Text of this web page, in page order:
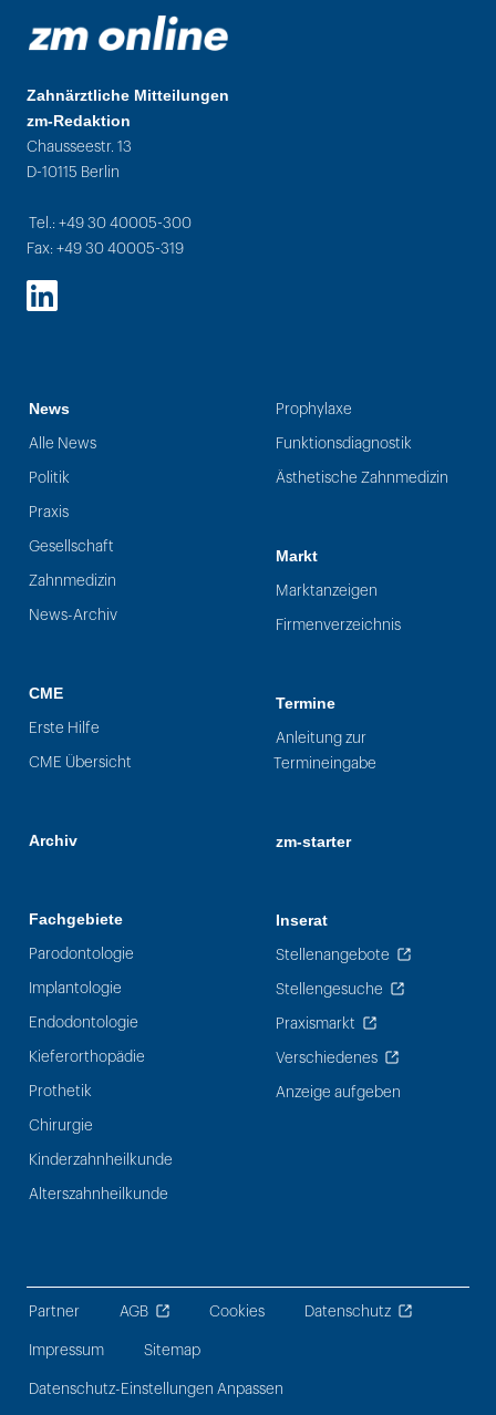
Zahnärztliche Mitteilungen
zm-Redaktion
Chausseestr. 13
D-10115 Berlin
Tel.: +49 30 40005-300
Fax: +49 30 40005-319
LinkedIn
News
Alle News
Politik
Praxis
Gesellschaft
Zahnmedizin
News-Archiv
CME
Erste Hilfe
CME Übersicht
Archiv
Fachgebiete
Parodontologie
Implantologie
Endodontologie
Kieferorthopädie
Prothetik
Chirurgie
Kinderzahnheilkunde
Alterszahnheilkunde
Prophylaxe
Funktionsdiagnostik
Ästhetische Zahnmedizin
Markt
Marktanzeigen
Firmenverzeichnis
Termine
Anleitung zur
Termineingabe
zm-starter
Inserat
Stellenangebote
Stellengesuche
Praxismarkt
Verschiedenes
Anzeige aufgeben
Partner AGB Cookies Datenschutz
Impressum Sitemap
Datenschutz-Einstellungen Anpassen